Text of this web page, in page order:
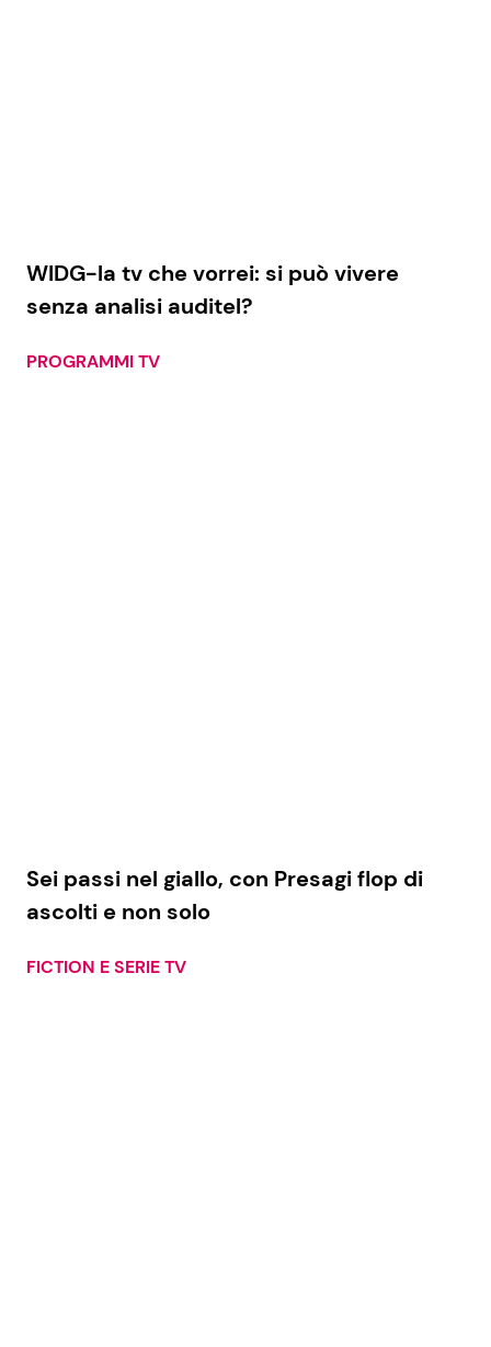
WIDG-la tv che vorrei: si può vivere
senza analisi auditel?
PROGRAMMI TV
Sei passi nel giallo, con Presagi flop di
ascolti e non solo
FICTION E SERIE TV